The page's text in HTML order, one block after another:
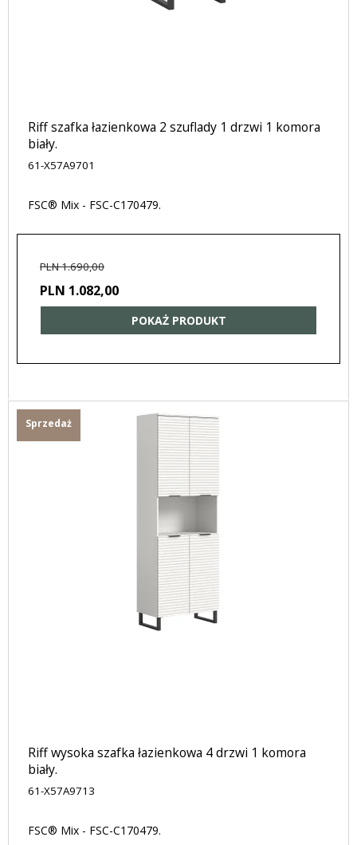
Riff szafka łazienkowa 2 szuflady 1 drzwi 1 komora
biały.
61-X57A9701
FSC® Mix - FSC-C170479.
PLN 1.690,00
PLN 1.082,00
POKAŻ PRODUKT
Sprzedaż
Riff wysoka szafka łazienkowa 4 drzwi 1 komora
biały.
61-X57A9713
FSC® Mix - FSC-C170479.